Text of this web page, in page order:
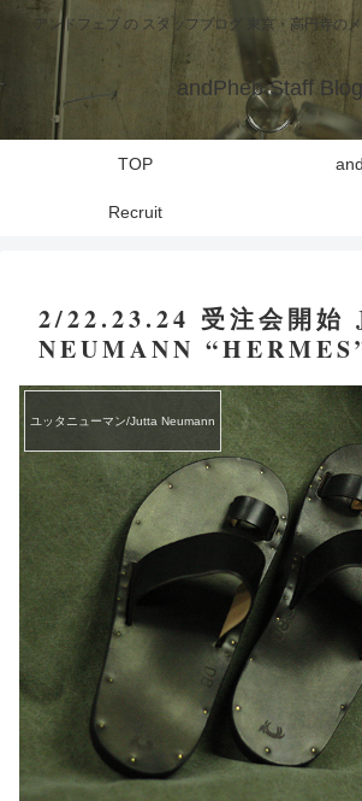
アンドフェブ の スタッフブログ 東京・高円寺の
andPheb Staff Blog
TOP
Recruit
2/22.23.24 受注会開始
NEUMANN
ユッタニューマン/Jutta Neumann